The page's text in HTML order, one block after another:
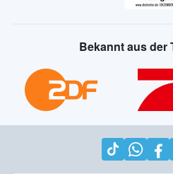
Bekannt aus der